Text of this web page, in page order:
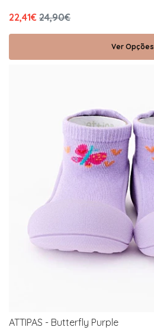
22,41€ 24,90€
Ver Opções
ATTIPAS - Butterfly Purple